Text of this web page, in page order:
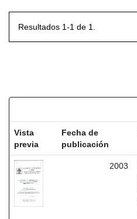
Resultados 1-1 de 1.
Vista
previa
Fecha de
publicación
2003